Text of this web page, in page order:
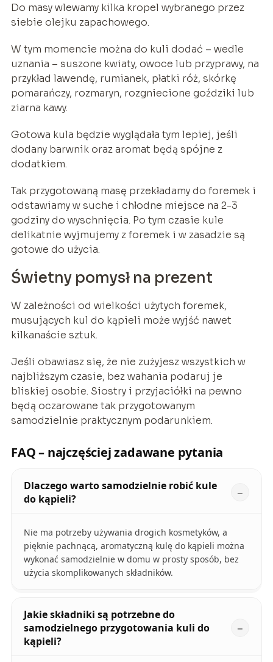
Do masy wlewamy kilka kropel wybranego przez
siebie olejku zapachowego.
W tym momencie można do kuli dodać – wedle
uznania – suszone kwiaty, owoce lub przyprawy, na
przykład lawendę, rumianek, płatki róż, skórkę
pomarańczy, rozmaryn, rozgniecione goździki lub
ziarna kawy.
Gotowa kula będzie wyglądała tym lepiej, jeśli
dodany barwnik oraz aromat będą spójne z
dodatkiem.
Tak przygotowaną masę przekładamy do foremek i
odstawiamy w suche i chłodne miejsce na 2-3
godziny do wyschnięcia. Po tym czasie kule
delikatnie wyjmujemy z foremek i w zasadzie są
gotowe do użycia.
Świetny pomysł na prezent
W zależności od wielkości użytych foremek,
musujących kul do kąpieli może wyjść nawet
kilkanaście sztuk.
Jeśli obawiasz się, że nie zużyjesz wszystkich w
najbliższym czasie, bez wahania podaruj je
bliskiej osobie. Siostry i przyjaciółki na pewno
będą oczarowane tak przygotowanym
samodzielnie praktycznym podarunkiem.
FAQ – najczęściej zadawane pytania
Dlaczego warto samodzielnie robić kule
do kąpieli?
Nie ma potrzeby używania drogich kosmetyków, a
pięknie pachnącą, aromatyczną kulę do kąpieli można
wykonać samodzielnie w domu w prosty sposób, bez
użycia skomplikowanych składników.
Jakie składniki są potrzebne do
samodzielnego przygotowania kuli do
kąpieli?